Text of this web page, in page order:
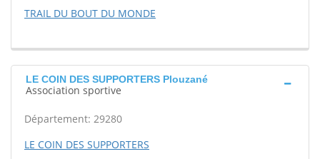
TRAIL DU BOUT DU MONDE
LE COIN DES SUPPORTERS Plouzané
Association sportive
Département: 29280
LE COIN DES SUPPORTERS